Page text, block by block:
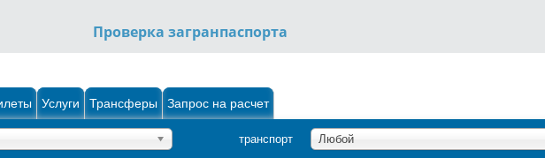
Проверка загранпаспорта
Услуги Трансферы Запрос на расчет
транспорт Любой